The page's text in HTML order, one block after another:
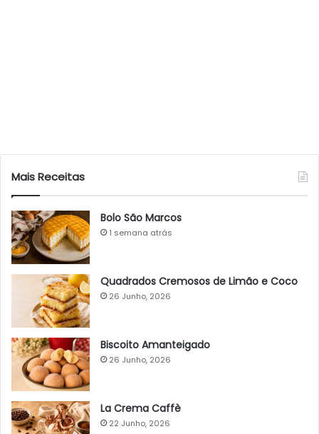
Mais Receitas
Bolo São Marcos
1 semana atrás
Quadrados Cremosos de Limão e Coco
26 Junho, 2026
Biscoito Amanteigado
26 Junho, 2026
La Crema Caffè
22 Junho, 2026